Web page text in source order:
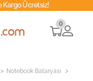
Kargo Ücretsiz!
0
> Notebook Bataryası >